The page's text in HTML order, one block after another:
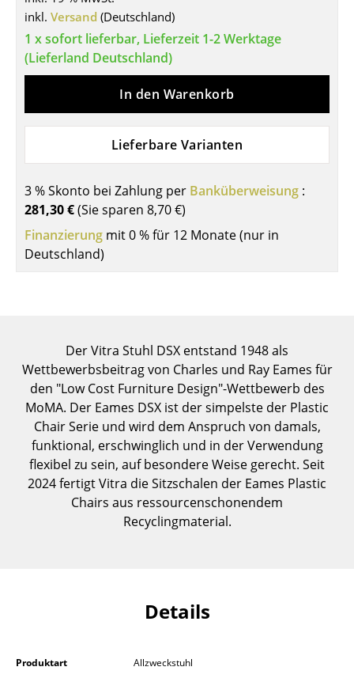
Einzelteile
... alle Tische
Regale & Schränke
Bücherregale
Sideboards & Kommoden
TV Möbel
Kleinaufbewahrung
Einzelteile
... alle Aufbewahrungsmöbel
Licht
Hängeleuchten & Deckenleuchten
Wandleuchten
inkl. Versand (Deutschland)
1 x sofort lieferbar, Lieferzeit 1-2 Werktage
(Lieferland Deutschland)
In den Warenkorb
Lieferbare Varianten
3 % Skonto bei Zahlung per Banküberweisung :
281,30 €(Sie sparen 8,70 €)
Finanzierung mit 0 % für 12 Monate (nur in
Deutschland)
Der Vitra Stuhl DSX entstand 1948 als
Wettbewerbsbeitrag von Charles und Ray Eames für
den "Low Cost Furniture Design"-Wettbewerb des
MoMA. Der Eames DSX ist der simpelste der Plastic
Chair Serie und wird dem Anspruch von damals,
funktional, erschwinglich und in der Verwendung
flexibel zu sein, auf besondere Weise gerecht. Seit
2024 fertigt Vitra die Sitzschalen der Eames Plastic
Chairs aus ressourcenschonendem
Recyclingmaterial.
Details
Produktart
Allzweckstuhl